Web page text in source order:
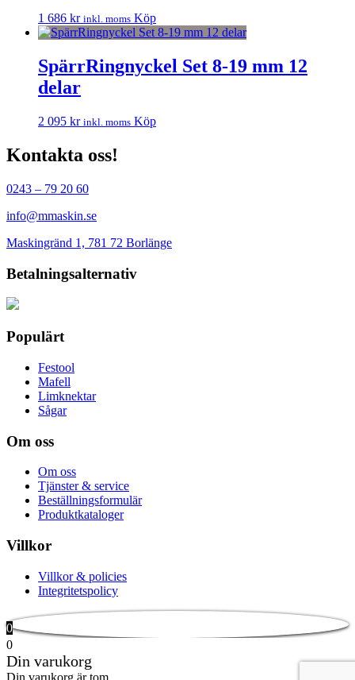
produktsidan
1 686 kr inkl. moms Köp
SpärrRingnyckel Set 8-19 mm 12
delar
2 095 kr inkl. moms Köp
Kontakta oss!
0243 – 79 20 60
info@mmaskin.se
Maskingränd 1, 781 72 Borlänge
Betalningsalternativ
Populärt
Festool
Mafell
Limknektar
Sågar
Om oss
Om oss
Tjänster & service
Beställningsformulär
Produktkataloger
Villkor
Villkor & policies
Integritetspolicy
0
0
Din varukorg
Din varukorg är tom